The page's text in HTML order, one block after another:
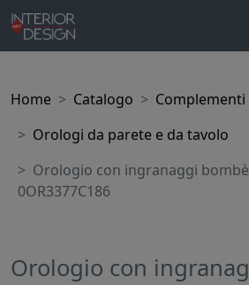
Home Catalogo
Orologi da parete e da tavolo
Orologio con ingranaggi
0OR3377C186
Orologio con